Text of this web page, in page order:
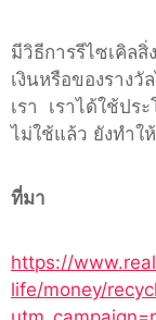
มีวิธีการรีไซเคิล
เงินหรือของราง
เรา เราได้ใช้ปร
ไม่ใช้แล้ว ยังทำใ
ที่มา
https://
life/money/